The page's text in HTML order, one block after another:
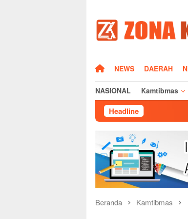
konten
HOMENEWS DAERAH
NASIONAL Kamtibmas
Headline
Beranda Kamtibmas